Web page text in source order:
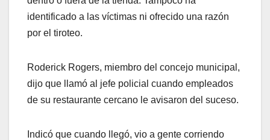
identificado a las víctimas ni ofrecido una razón
por el tiroteo.
Roderick Rogers, miembro del concejo municipal,
dijo que llamó al jefe policial cuando empleados
de su restaurante cercano le avisaron del suceso.
Indicó que cuando llegó, vio a gente corriendo